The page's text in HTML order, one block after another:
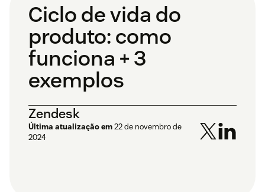
Ciclo de vida do
produto: como
funciona + 3
exemplos
Zendesk
Última atualização em22 de novembro de
2024